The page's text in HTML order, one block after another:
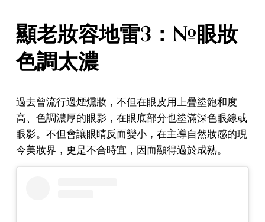
顯老妝容地雷3：#眼妝
色調太濃
過去曾流行過煙燻妝，不但在眼皮用上疊塗飽和度
高、色調濃厚的眼影，在眼底部分也塗滿深色眼線或
眼影。不但會讓眼睛反而變小，在主導自然妝感的現
今美妝界，更是不合時宜，因而顯得過於成熟。